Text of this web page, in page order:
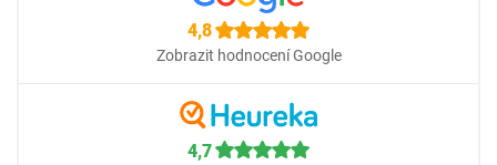
4,8
Zobrazit hodnocení Google
4,7